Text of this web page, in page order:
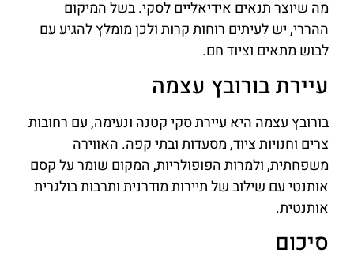
מה שיוצר תנאים אידיאליים לסקי. בשל המיקום
ההררי, יש לעיתים רוחות קרות ולכן מומלץ להגיע עם
לבוש מתאים וציוד חם.
עיירת בורובץ עצמה
בורובץ עצמה היא עיירת סקי קטנה ונעימה, עם רחובות
צרים וחנויות ציוד, מסעדות ובתי קפה. האווירה
משפחתית, ולמרות הפופולריות, המקום שומר על קסם
אותנטי עם שילוב של תיירות מודרנית ותרבות בולגרית
אותנטית.
סיכום